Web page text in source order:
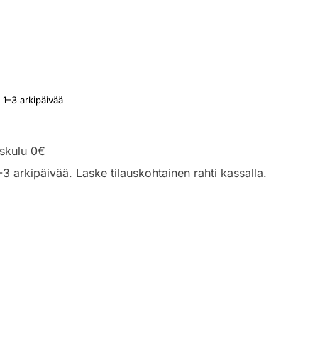
arkipäivää
0€
arkipäivää. Laske tilauskohtainen rahti kassalla.